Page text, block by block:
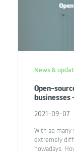
News &
Open-
businesses
2021-09-07
With so many
extremely
nowadays.